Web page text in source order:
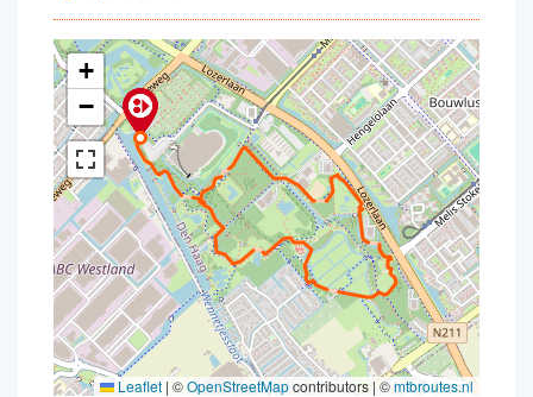
+
−
Leaflet | ©OpenStreetMapcontributors | ©mtbroutes.nl